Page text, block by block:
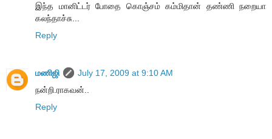
இந்த மானிட்டர் போதை கொஞ்சம் கம்மிதான் தண்ணி நறையா
கலந்தாச்சு...
Reply
மணிஜி
July 17, 2009 at 9:10 AM
நன்றி.ராகவன்..
Reply